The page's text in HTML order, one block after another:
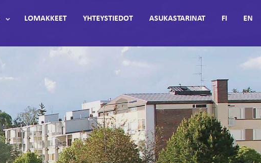
LOMAKKEET YHTEYSTIEDOT ASUKASTARINAT FI EN